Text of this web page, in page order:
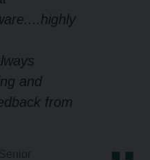
and
from